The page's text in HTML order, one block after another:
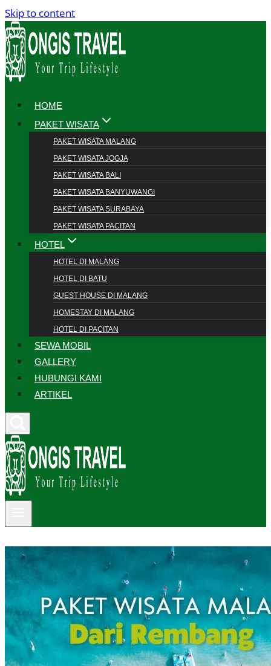
Skip to content
HOME
PAKET WISATA
PAKET WISATA MALANG
PAKET WISATA JOGJA
PAKET WISATA BALI
PAKET WISATA BANYUWANGI
PAKET WISATA SURABAYA
PAKET WISATA PACITAN
HOTEL
HOTEL DI MALANG
HOTEL DI BATU
GUEST HOUSE DI MALANG
HOMESTAY DI MALANG
HOTEL DI PACITAN
SEWA MOBIL
GALLERY
HUBUNGI KAMI
ARTIKEL